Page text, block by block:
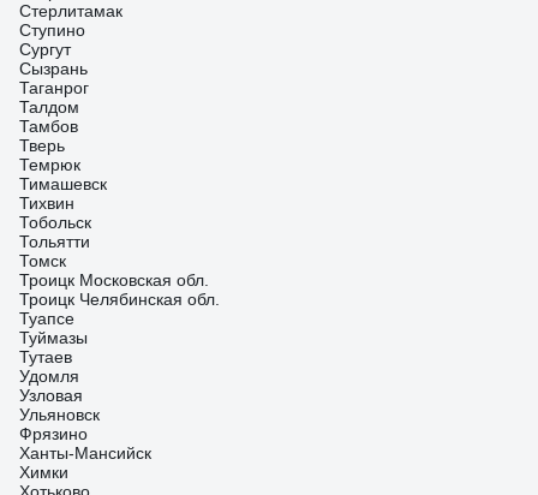
Стерлитамак
Ступино
Сургут
Сызрань
Таганрог
Талдом
Тамбов
Тверь
Темрюк
Тимашевск
Тихвин
Тобольск
Тольятти
Томск
Троицк Московская обл.
Троицк Челябинская обл.
Туапсе
Туймазы
Тутаев
Удомля
Узловая
Ульяновск
Фрязино
Ханты-Мансийск
Химки